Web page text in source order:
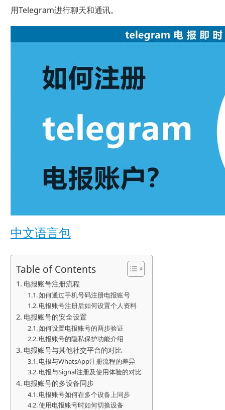
用Telegram进行聊天和通讯。
中文语言包
Table of Contents
电报账号注册流程
如何通过手机号码注册电报账号
电报账号注册后如何设置个人资料
电报账号的安全设置
如何设置电报账号的两步验证
电报账号的隐私保护功能介绍
电报账号与其他社交平台的对比
电报与WhatsApp注册流程的差异
电报与Signal注册及使用体验的对比
电报账号的多设备同步
电报账号如何在多个设备上同步
使用电报账号时如何切换设备